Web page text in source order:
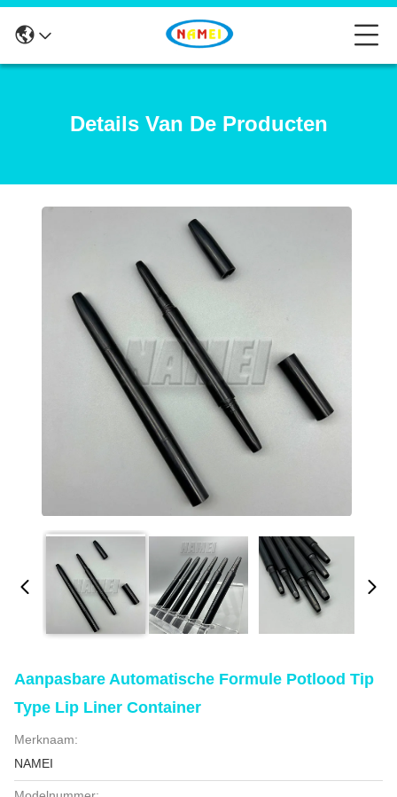
Details Van De Producten
Aanpasbare Automatische Formule Potlood Tip
Type Lip Liner Container
Merknaam:
NAMEI